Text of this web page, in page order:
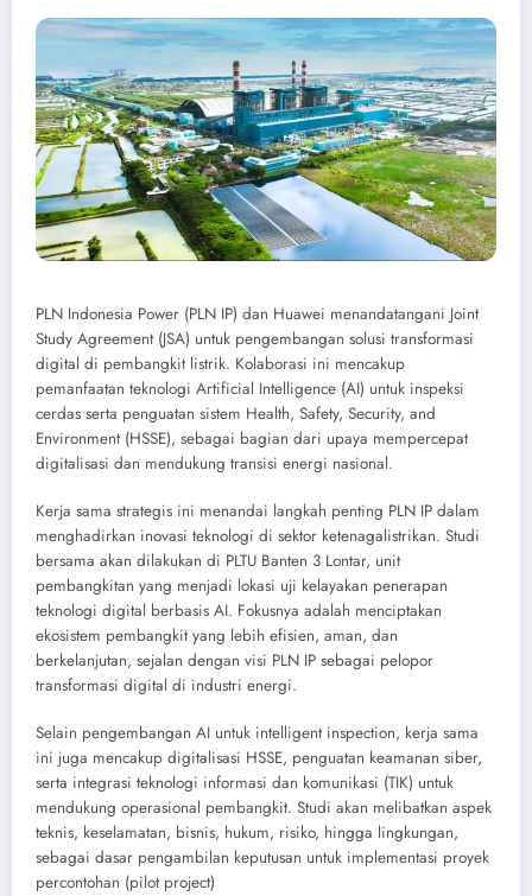
PLN Indonesia Power (PLN IP) dan Huawei menandatangani Joint
Study Agreement (JSA) untuk pengembangan solusi transformasi
digital di pembangkit listrik. Kolaborasi ini mencakup
pemanfaatan teknologi Artificial Intelligence (AI) untuk inspeksi
cerdas serta penguatan sistem Health, Safety, Security, and
Environment (HSSE), sebagai bagian dari upaya mempercepat
digitalisasi dan mendukung transisi energi nasional.
Kerja sama strategis ini menandai langkah penting PLN IP dalam
menghadirkan inovasi teknologi di sektor ketenagalistrikan. Studi
bersama akan dilakukan di PLTU Banten 3 Lontar, unit
pembangkitan yang menjadi lokasi uji kelayakan penerapan
teknologi digital berbasis AI. Fokusnya adalah menciptakan
ekosistem pembangkit yang lebih efisien, aman, dan
berkelanjutan, sejalan dengan visi PLN IP sebagai pelopor
transformasi digital di industri energi.
Selain pengembangan AI untuk intelligent inspection, kerja sama
ini juga mencakup digitalisasi HSSE, penguatan keamanan siber,
serta integrasi teknologi informasi dan komunikasi (TIK) untuk
mendukung operasional pembangkit. Studi akan melibatkan aspek
teknis, keselamatan, bisnis, hukum, risiko, hingga lingkungan,
sebagai dasar pengambilan keputusan untuk implementasi proyek
percontohan (pilot project)